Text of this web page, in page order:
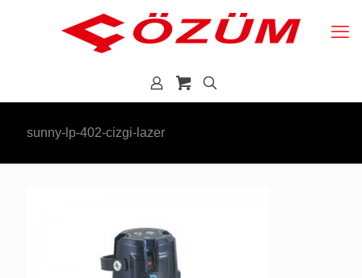
sunny-lp-402-cizgi-lazer